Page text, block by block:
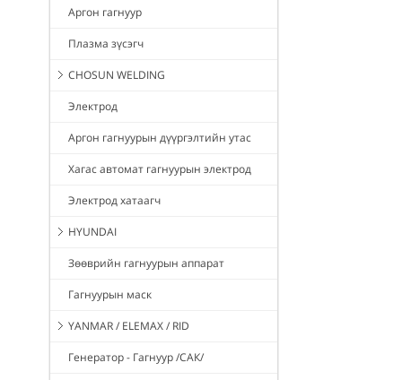
Аргон гагнуур
Плазма зүсэгч
CHOSUN WELDING
Электрод
Аргон гагнуурын дүүргэлтийн утас
Хагас автомат гагнуурын электрод
Электрод хатаагч
HYUNDAI
Зөөврийн гагнуурын аппарат
Гагнуурын маск
YANMAR / ELEMAX / RID
Генератор - Гагнуур /САК/